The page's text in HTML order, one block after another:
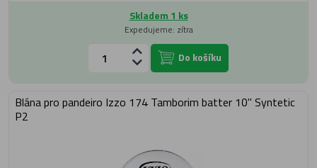
Skladem 1 ks
Expedujeme: zítra
Do košíku
Blána pro pandeiro Izzo 174 Tamborim batter 10" Syntetic
P2